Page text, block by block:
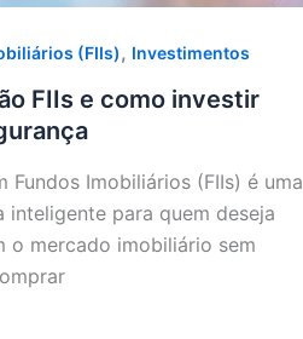
(FIIs), Investimentos
FIIs e como investir
Fundos Imobiliários (FIIs) é uma
inteligente para quem deseja
o mercado imobiliário sem